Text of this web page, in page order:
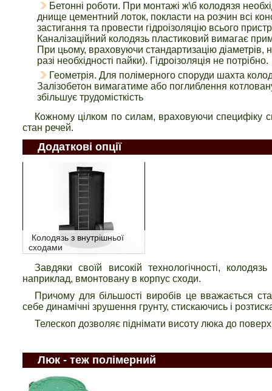
Бетонні роботи. При монтажі ж\б колодязя
днище цементний лоток, покласти на розчин всі
застигання та провести гідроізоляцію всього
Каналізаційний колодязь пластиковий вимагає
При цьому, враховуючи стандартизацію
разі необхідності пайки). Гідроізоляція не потрібно.
Геометрія. Для полімерного споруди шахта
Залізобетон вимагатиме або поглиблення
збільшує трудомісткість
Кожному цілком по силам, враховуючи специфіку
стан речей.
Додаткові опції
Колодязь з внутрішньої
сходами
Завдяки своїй високій технологічності,
наприклад, вмонтовану в корпус сходи.
Причому для більшості виробів це вважається
себе динамічні зрушення грунту, стискаючись і
Телескоп дозволяє піднімати висоту люка до
Люк - теж полімерний